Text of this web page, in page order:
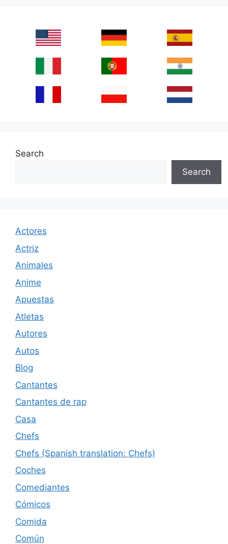
Search
Search
Actores
Actriz
Animales
Anime
Apuestas
Atletas
Autores
Autos
Blog
Cantantes
Cantantes de rap
Casa
Chefs
Chefs (Spanish translation: Chefs)
Coches
Comediantes
Cómicos
Comida
Común